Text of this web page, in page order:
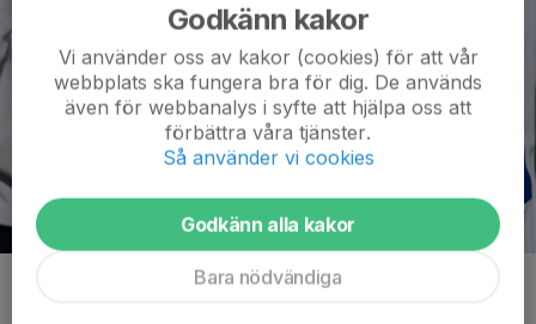
Godkänn kakor
Vi använder oss av kakor (cookies) för att vår
webbplats ska fungera bra för dig. De används
även för webbanalys i syfte att hjälpa oss att
förbättra våra tjänster.
Så använder vi cookies
Godkänn alla kakor
Bara nödvändiga